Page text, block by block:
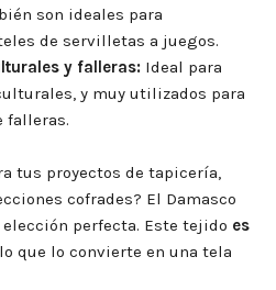
son ideales para
de servilletas a juegos.
y falleras: Ideal para
y muy utilizados para
falleras.
tus proyectos de tapicería,
cofrades? El Damasco
perfecta. Este tejido es
que lo convierte en una tela